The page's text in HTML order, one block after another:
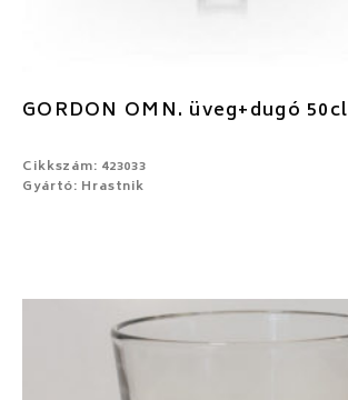
GORDON OMN. üveg+dugó 50cl
Cikkszám: 423033
Gyártó: Hrastnik